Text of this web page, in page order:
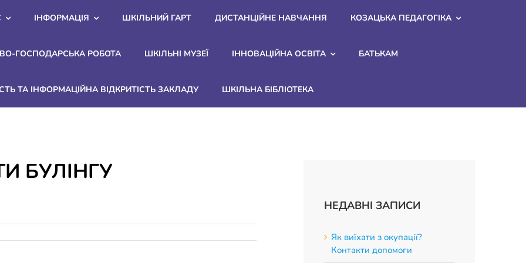
ІНФОРМАЦІЯ ШКІЛЬНИЙ ГАРТ ДИСТАНЦІЙНЕ НАВЧАННЯ КОЗАЦЬКА ПЕДАГОГІКА
ГОСПОДАРСЬКА РОБОТА ШКІЛЬНІ МУЗЕЇ ІННОВАЦІЙНА ОСВІТА БАТЬКАМ
ТА ІНФОРМАЦІЙНА ВІДКРИТІСТЬ ЗАКЛАДУ ШКІЛЬНА БІБЛІОТЕКА
БУЛІНГУ
НЕДАВНІ ЗАПИСИ
Як виїхати з окупації?
Контакти допомоги